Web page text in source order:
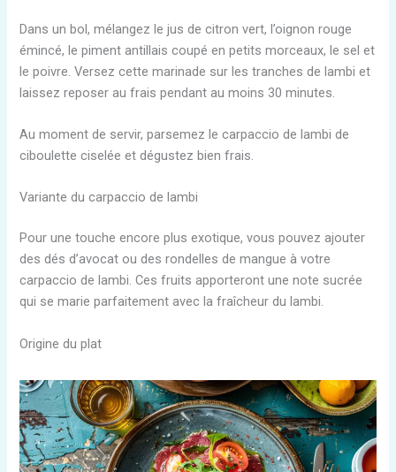
Dans un bol, mélangez le jus de citron vert, l’oignon rouge
émincé, le piment antillais coupé en petits morceaux, le sel et
le poivre. Versez cette marinade sur les tranches de lambi et
laissez reposer au frais pendant au moins 30 minutes.
Au moment de servir, parsemez le carpaccio de lambi de
ciboulette ciselée et dégustez bien frais.
Variante du carpaccio de lambi
Pour une touche encore plus exotique, vous pouvez ajouter
des dés d’avocat ou des rondelles de mangue à votre
carpaccio de lambi. Ces fruits apporteront une note sucrée
qui se marie parfaitement avec la fraîcheur du lambi.
Origine du plat